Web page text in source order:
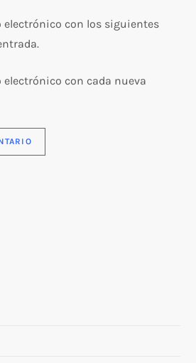
electrónico con los siguientes
electrónico con cada nueva